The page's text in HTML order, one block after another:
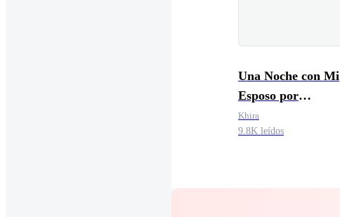
Una Noche con Mi
Esposo por
Contrato
Khira
9.8K leídos